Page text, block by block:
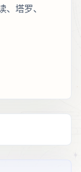
塔罗、